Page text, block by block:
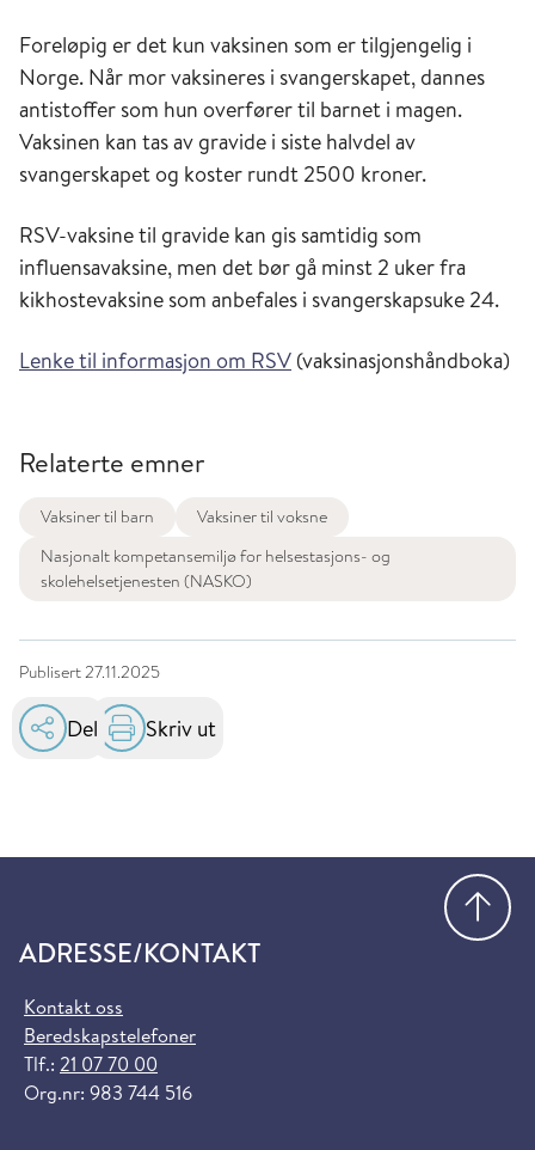
Foreløpig er det kun vaksinen som er tilgjengelig i
Norge. Når mor vaksineres i svangerskapet, dannes
antistoffer som hun overfører til barnet i magen.
Vaksinen kan tas av gravide i siste halvdel av
svangerskapet og koster rundt 2500 kroner.
RSV-vaksine til gravide kan gis samtidig som
influensavaksine, men det bør gå minst 2 uker fra
kikhostevaksine som anbefales i svangerskapsuke 24.
Lenke til informasjon om RSV (vaksinasjonshåndboka)
Relaterte emner
Vaksiner til barn
Vaksiner til voksne
Nasjonalt kompetansemiljø for helsestasjons- og
skolehelsetjenesten (NASKO)
Publisert27.11.2025
Del Skriv ut
ADRESSE/KONTAKT
Kontakt oss
Beredskapstelefoner
Tlf.: 21 07 70 00
Org.nr: 983 744 516